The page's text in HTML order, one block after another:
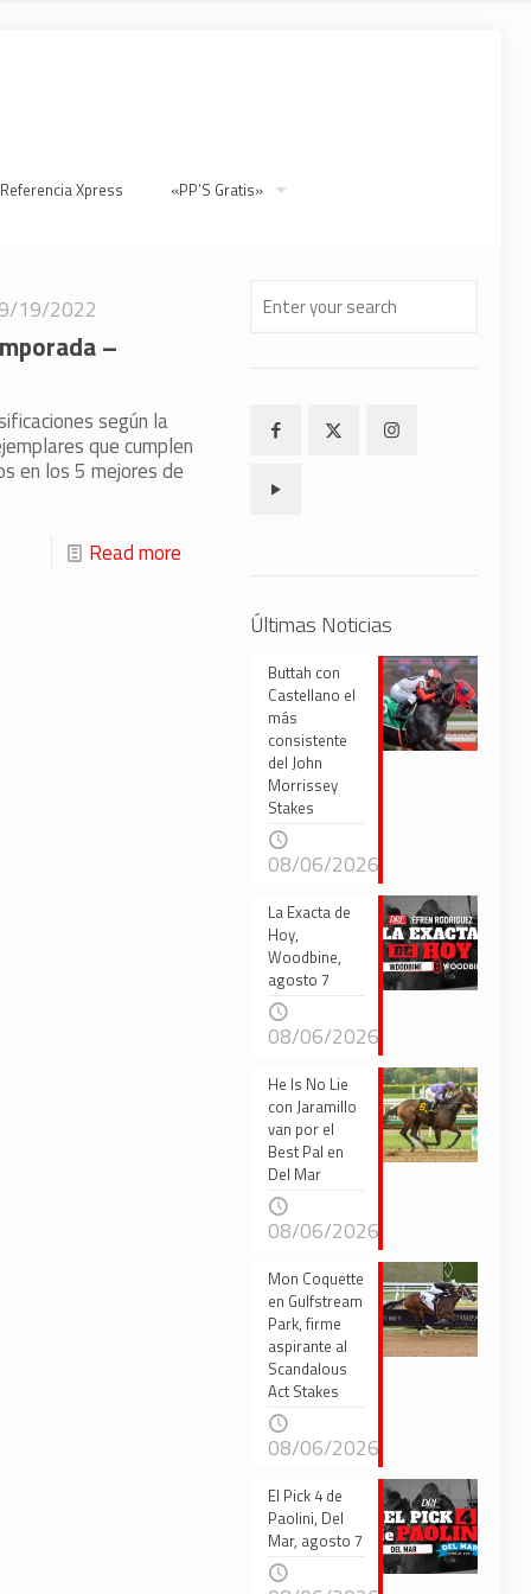
Xpress «PP’S Gratis»
19/2022
–
según la
que cumplen
en los 5 mejores de
Read more
Últimas Noticias
Buttah con
Castellano el
más
consistente
del John
Morrissey
Stakes
08/06/2026
La Exacta de
Hoy,
Woodbine,
agosto 7
08/06/2026
He Is No Lie
con Jaramillo
van por el
Best Pal en
Del Mar
08/06/2026
Mon Coquette
en Gulfstream
Park, firme
aspirante al
Scandalous
Act Stakes
08/06/2026
El Pick 4 de
Paolini, Del
Mar, agosto 7